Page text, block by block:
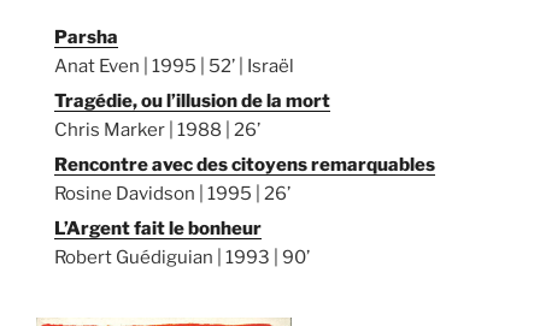
Parsha
Anat Even | 1995 | 52’ | Israël
Tragédie, ou l’illusion de la mort
Chris Marker | 1988 | 26’
Rencontre avec des citoyens remarquables
Rosine Davidson | 1995 | 26’
L’Argent fait le bonheur
Robert Guédiguian | 1993 | 90’